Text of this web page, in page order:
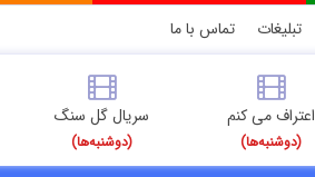
تبلیغات تماس با ما
اعتراف می کنم
(دوشنبه‌ها)
سریال گل سنگ
(دوشنبه‌ها)